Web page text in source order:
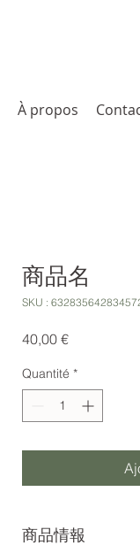
À propos
商品名
SKU :
40,00 €Prix
Quantité *
商品情報